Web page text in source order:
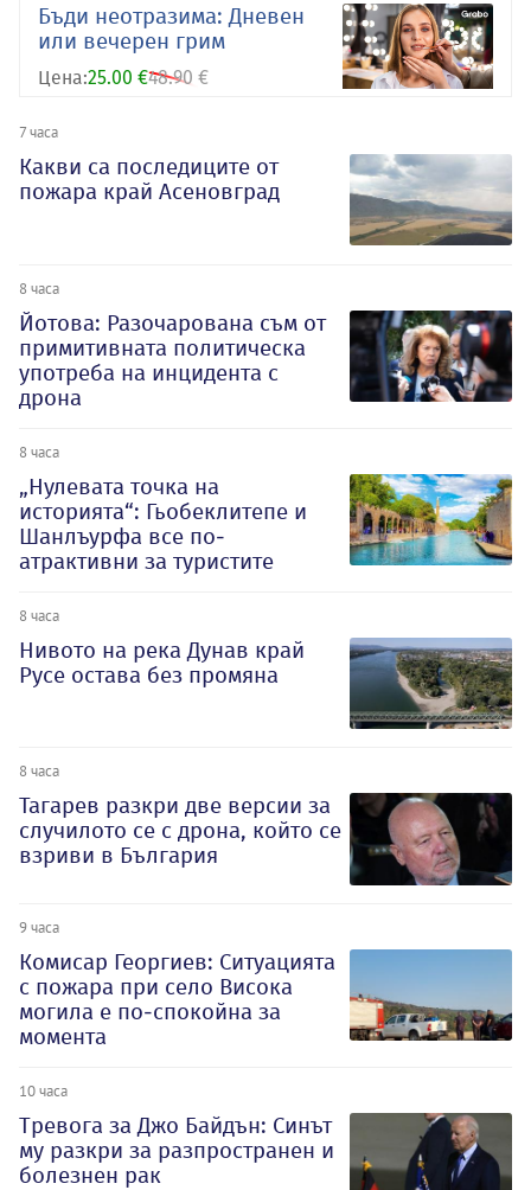
Бъди неотразима: Дневен
или вечерен грим
Цена:25.00 €48.90 €
7 часа
Какви са последиците от
пожара край Асеновград
8 часа
Йотова: Разочарована съм от
примитивната политическа
употреба на инцидента с
дрона
8 часа
„Нулевата точка на
историята“: Гьобеклитепе и
Шанлъурфа все по-
атрактивни за туристите
8 часа
Нивото на река Дунав край
Русе остава без промяна
8 часа
Тагарев разкри две версии за
случилото се с дрона, който се
взриви в България
9 часа
Комисар Георгиев: Ситуацията
с пожара при село Висока
могила е по-спокойна за
момента
10 часа
Тревога за Джо Байдън: Синът
му разкри за разпространен и
болезнен рак